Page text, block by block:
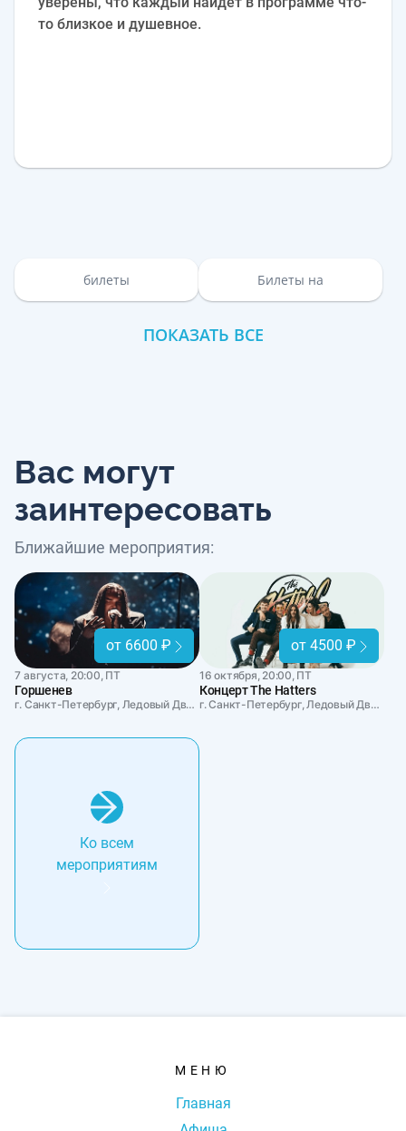
то близкое и душевное.
билеты Билеты на
ПОКАЗАТЬ ВСЕ
Вас могут
заинтересовать
Ближайшие мероприятия:
от 6600 ₽
7 августа, 20:00, ПТ
Горшенев
г. Санкт-Петербург, Ледовый Дворец
от 4500 ₽
16 октября, 20:00, ПТ
Концерт The Hatters
г. Санкт-Петербург, Ледовый Дворец
Ко всем
мероприятиям
МЕНЮ
Главная